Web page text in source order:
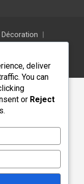
deliver
You can
or Reject